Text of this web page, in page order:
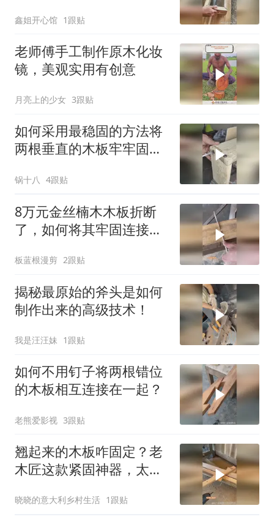
鑫姐开心馆 1跟贴
老师傅手工制作原木化妆
镜，美观实用有创意
月亮上的少女 3跟贴
如何采用最稳固的方法将
两根垂直的木板牢牢固定
锅十八 4跟贴
8万元金丝楠木木板折断
了，如何将其牢固连接起
板蓝根漫剪 2跟贴
揭秘最原始的斧头是如何
制作出来的高级技术！
我是汪汪妹 1跟贴
如何不用钉子将两根错位
的木板相互连接在一起？
老熊爱影视 3跟贴
翘起来的木板咋固定？老
木匠这款紧固神器，太好
晓晓的意大利乡村生活 1跟贴